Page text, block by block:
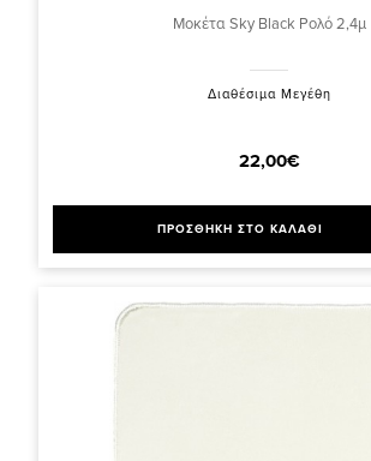
Μοκέτα Sky Black Ρολό 2,4μ
Διαθέσιμα Μεγέθη
22,00€
ΠΡΟΣΘΗΚΗ ΣΤΟ ΚΑΛΑΘΙ